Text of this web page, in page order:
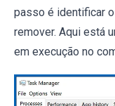
passo é identificar
remover. Aqui está
em execução no